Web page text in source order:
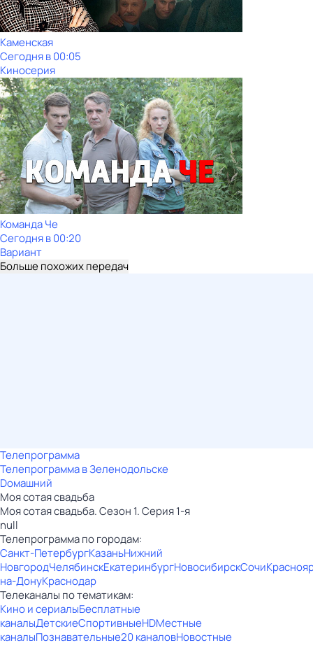
Каменская
Сегодня в 00:05
Киносерия
Команда Че
Сегодня в 00:20
Вариант
Больше похожих передач
Телепрограмма
Телепрограмма в Зеленодольске
Dомашний
Моя сотая свадьба
Моя сотая свадьба. Сезон 1. Серия 1-я
null
Телепрограмма по городам:
Санкт-ПетербургКазаньНижний
НовгородЧелябинскЕкатеринбургНовосибирскСочи
на-ДонуКраснодар
Телеканалы по тематикам:
Кино и сериалыБесплатные
каналыДетскиеСпортивныеHDМестные
каналыПознавательные20 каналовНовостные